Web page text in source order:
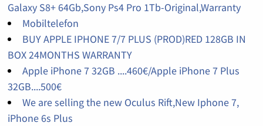
Galaxy S8+ 64Gb,Sony Ps4 Pro 1Tb-Original,Warranty
Mobiltelefon
BUY APPLE IPHONE 7/7 PLUS (PROD)RED 128GB IN
BOX 24MONTHS WARRANTY
Apple iPhone 7 32GB ....460€/Apple iPhone 7 Plus
32GB....500€
We are selling the new Oculus Rift,New Iphone 7,
iPhone 6s Plus